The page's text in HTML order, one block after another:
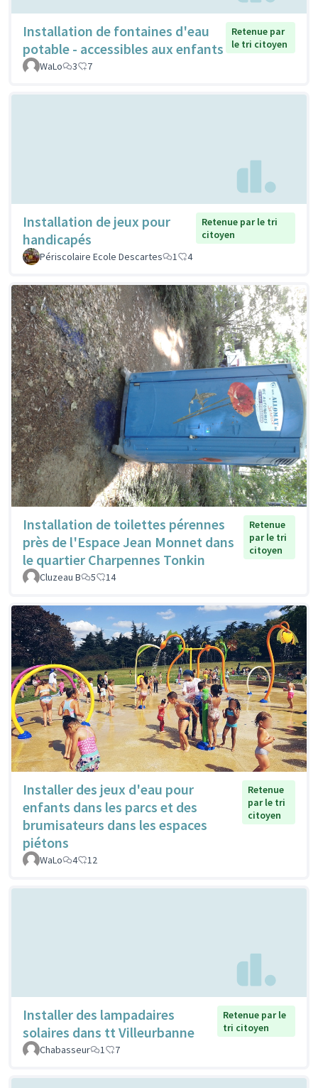
Installation de fontaines d'eau
potable - accessibles aux enfants
Retenue par
le tri citoyen
WaLo
3 7
Installation de jeux pour
handicapés
Retenue par le tri
citoyen
Périscolaire Ecole Descartes
1 4
Installation de toilettes pérennes
près de l'Espace Jean Monnet dans
le quartier Charpennes Tonkin
Retenue
par le tri
citoyen
Cluzeau B 5 14
Installer des jeux d'eau pour
enfants dans les parcs et des
brumisateurs dans les espaces
piétons
Retenue
par le tri
citoyen
WaLo 4 12
Installer des lampadaires
solaires dans tt Villeurbanne
Retenue par le
tri citoyen
Chabasseur
1 7